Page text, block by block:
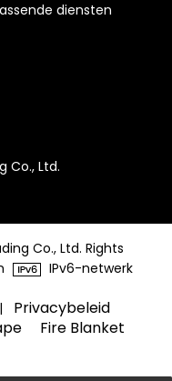
diensten
Co., Ltd.
Co., Ltd. Rights
IPv6-netwerk
| Privacybeleid
Fire Blanket